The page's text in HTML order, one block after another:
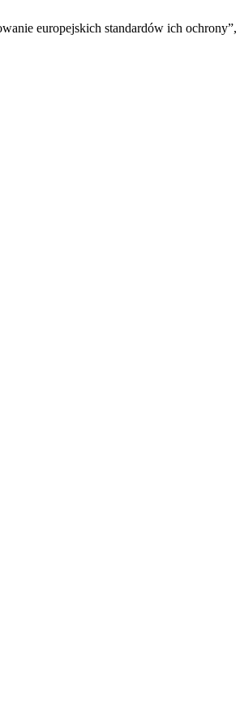
europejskich standardów ich ochrony”,